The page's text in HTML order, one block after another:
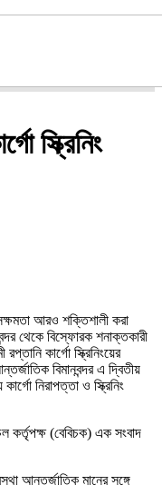
স্ক্রিনিং
সক্ষমতা আরও শক্তিশালী করা
থেকে বিস্ফোরক শনাক্তকারী
কার্গো স্ক্রিনিংয়ের
বিমানবন্দরএ দ্বিতীয়
নিরাপত্তা ও স্ক্রিনিং
কর্তৃপক্ষ(বেবিচক) এক সংবাদ
আন্তর্জাতিক মানের সঙ্গে